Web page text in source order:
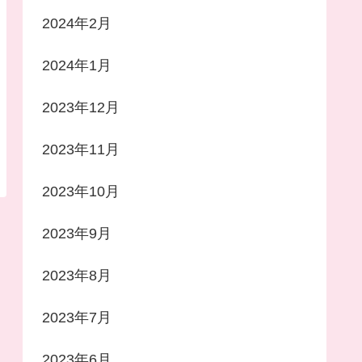
2024年2月
2024年1月
2023年12月
2023年11月
2023年10月
2023年9月
2023年8月
2023年7月